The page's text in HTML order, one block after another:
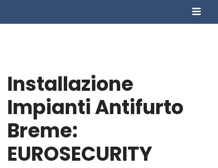
Installazione
Impianti Antifurto
Breme:
EUROSECURITY